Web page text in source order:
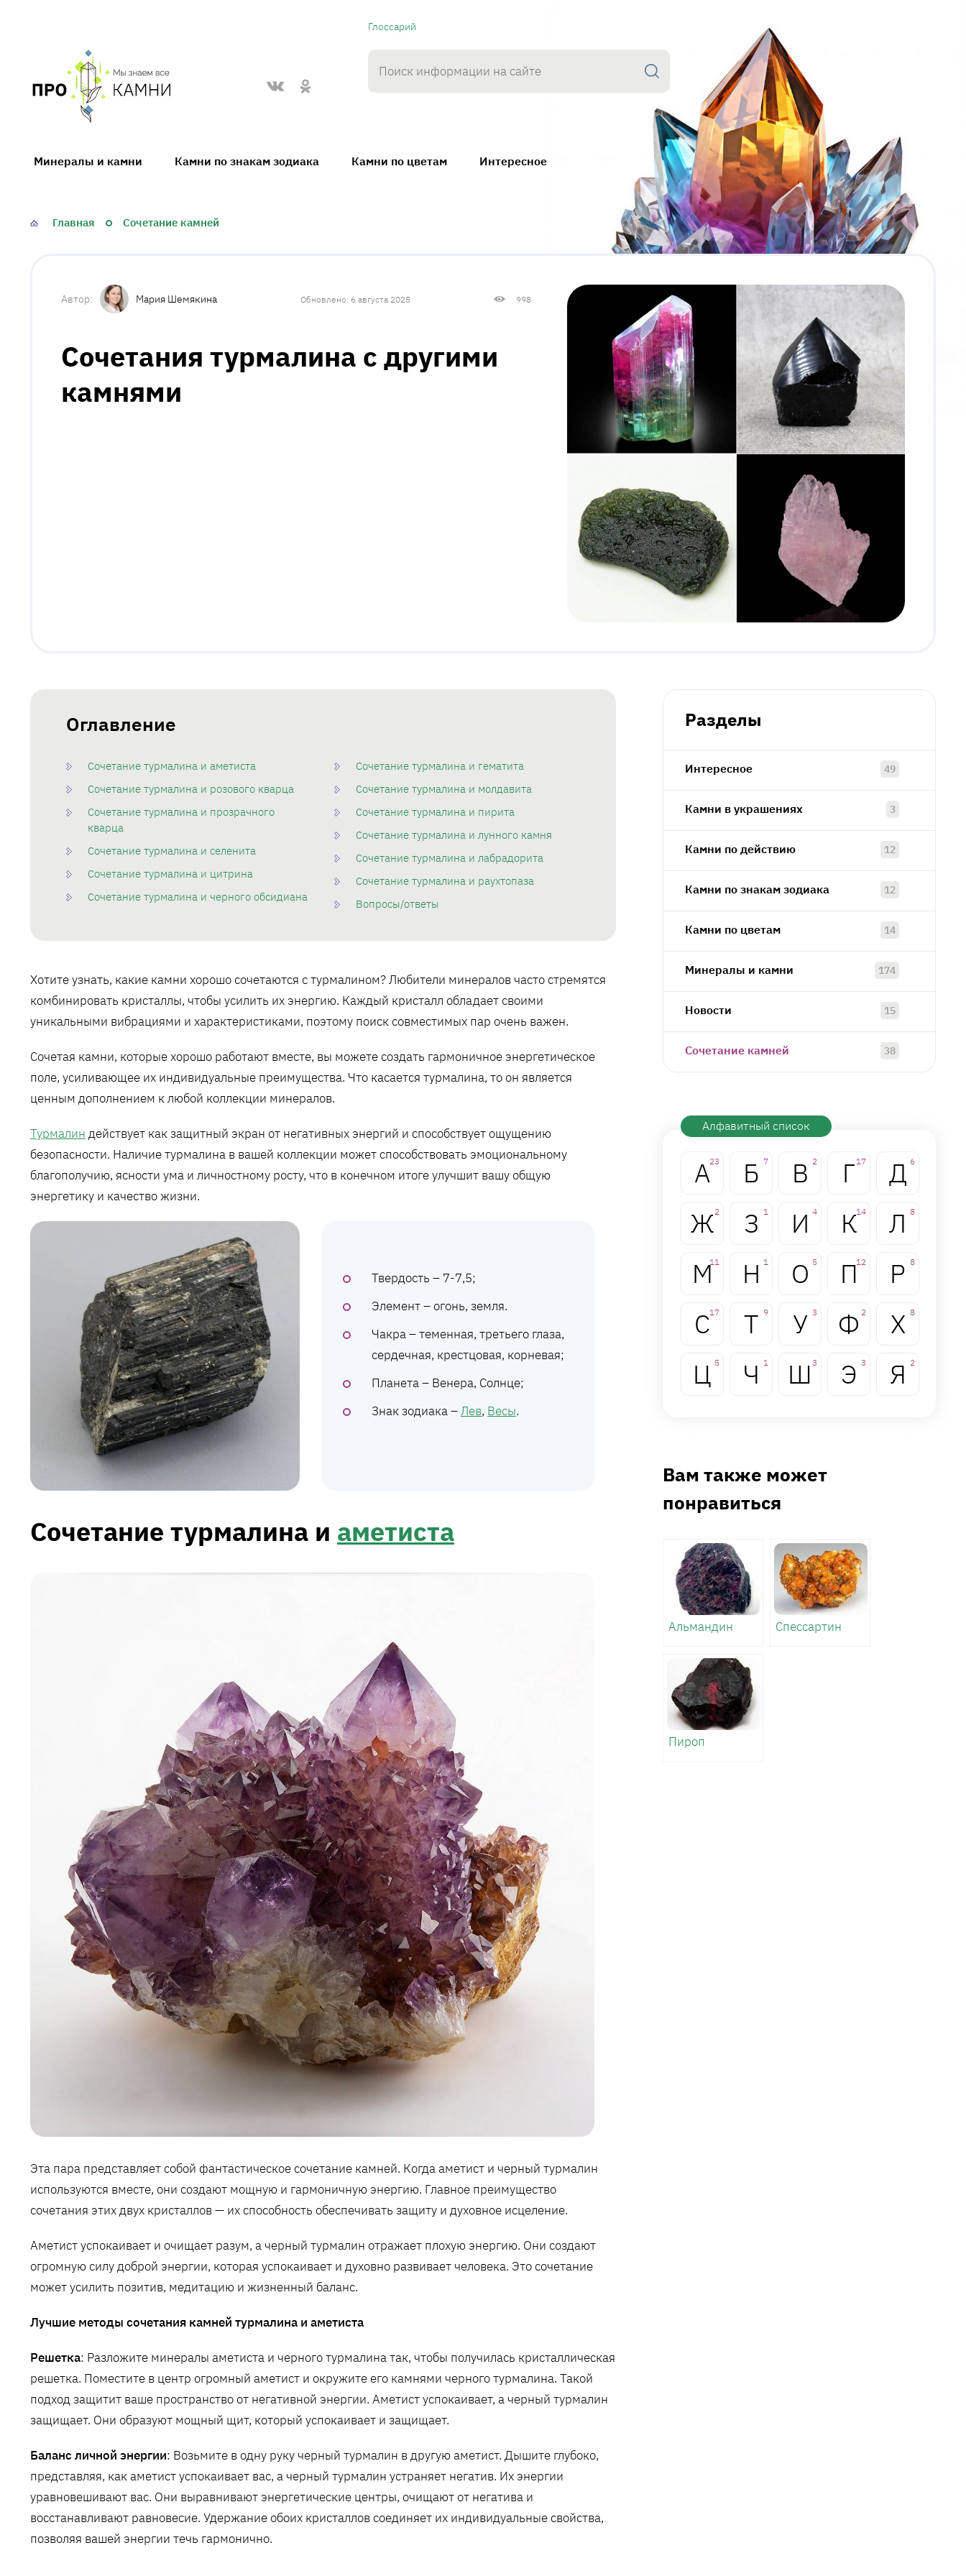
Глоссарий
proKamni
Минералы и камни Камни по знакам зодиака Камни по цветам Интересное
Главная Сочетание камней
Мария Шемякина Обновлено: 6 августа 2025 998
Сочетания турмалина с другими
камнями
Оглавление
Сочетание турмалина и аметиста
Сочетание турмалина и розового кварца
Сочетание турмалина и прозрачного
кварца
Сочетание турмалина и селенита
Сочетание турмалина и цитрина
Сочетание турмалина и черного обсидиана
Сочетание турмалина и гематита
Сочетание турмалина и молдавита
Сочетание турмалина и пирита
Сочетание турмалина и лунного камня
Сочетание турмалина и лабрадорита
Сочетание турмалина и раухтопаза
Вопросы/ответы
Хотите узнать, какие камни хорошо сочетаются с турмалином? Любители минералов часто стремятся
комбинировать кристаллы, чтобы усилить их энергию. Каждый кристалл обладает своими
уникальными вибрациями и характеристиками, поэтому поиск совместимых пар очень важен.
Сочетая камни, которые хорошо работают вместе, вы можете создать гармоничное энергетическое
поле, усиливающее их индивидуальные преимущества. Что касается турмалина, то он является
ценным дополнением к любой коллекции минералов.
Турмалин действует как защитный экран от негативных энергий и способствует ощущению
безопасности. Наличие турмалина в вашей коллекции может способствовать эмоциональному
благополучию, ясности ума и личностному росту, что в конечном итоге улучшит вашу общую
энергетику и качество жизни.
Твердость – 7-7,5;
Элемент – огонь, земля.
Чакра – теменная, третьего глаза,
сердечная, крестцовая, корневая;
Планета – Венера, Солнце;
Знак зодиака –Лев, Весы.
Сочетание турмалина и аметиста
Эта пара представляет собой фантастическое сочетание камней. Когда аметист и черный турмалин
используются вместе, они создают мощную и гармоничную энергию. Главное преимущество
сочетания этих двух кристаллов — их способность обеспечивать защиту и духовное исцеление.
Аметист успокаивает и очищает разум, а черный турмалин отражает плохую энергию. Они создают
огромную силу доброй энергии, которая успокаивает и духовно развивает человека. Это сочетание
может усилить позитив, медитацию и жизненный баланс.
Лучшие методы сочетания камней турмалина и аметиста
Решетка: Разложите минералы аметиста и черного турмалина так, чтобы получилась кристаллическая
решетка. Поместите в центр огромный аметист и окружите его камнями черного турмалина. Такой
подход защитит ваше пространство от негативной энергии. Аметист успокаивает, а черный турмалин
защищает. Они образуют мощный щит, который успокаивает и защищает.
Баланс личной энергии: Возьмите в одну руку черный турмалин в другую аметист. Дышите глубоко,
представляя, как аметист успокаивает вас, а черный турмалин устраняет негатив. Их энергии
уравновешивают вас. Они выравнивают энергетические центры, очищают от негатива и
восстанавливают равновесие. Удержание обоих кристаллов соединяет их индивидуальные свойства,
позволяя вашей энергии течь гармонично.
Разделы
Интересное 49
Камни в украшениях 3
Камни по действию 12
Камни по знакам зодиака 12
Камни по цветам 14
Минералы и камни 174
Новости 15
Сочетание камней 38
Алфавитный список
А23 Б 7 В 2 Г 17 Д 6
Ж2 З 1 И 4 К14 Л 8
М11 Н 1 О 5 П12 Р 8
С17 Т 9 У 3 Ф 2 Х 8
Ц 5 Ч 1 Ш 3 Э 3 Я 2
Вам также может
понравиться
Альмандин Спессартин
Пироп